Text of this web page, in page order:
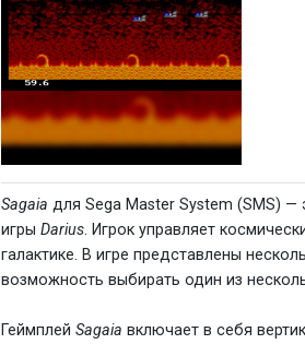
Sagaia для Sega Master System (SMS)
игры Darius. Игрок управляет
галактике. В игре представлены
возможность выбирать один из
Геймплей Sagaia включает в себя